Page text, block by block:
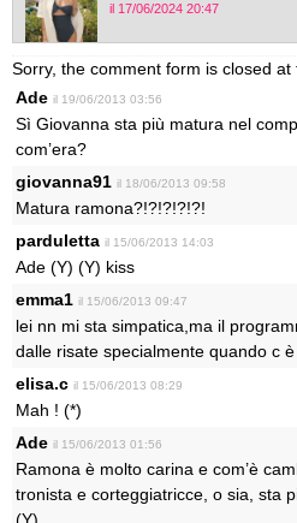
il 17/06/2024 20:47
Sorry, the comment form is closed at
Ade il 19/06/2013 03:56
Sì Giovanna sta più matura nel
com’era?
giovanna91 il 18/06/2013 09:58
Matura ramona?!?!?!?!?!
parduletta il 15/06/2013 14:03
Ade (Y) (Y) kiss
emma1 il 15/06/2013 09:47
lei nn mi sta simpatica,ma il
dalle risate specialmente quando c
elisa.c il 15/06/2013 08:29
Mah ! (*)
Ade il 15/06/2013 01:56
Ramona è molto carina e com’è
tronista e corteggiatricce, o sia, sta